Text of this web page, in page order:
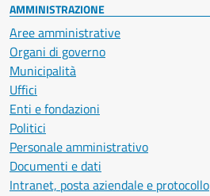
AMMINISTRAZIONE
Aree amministrative
Organi di governo
Municipalità
Uffici
Enti e fondazioni
Politici
Personale amministrativo
Documenti e dati
Intranet, posta aziendale e protocollo